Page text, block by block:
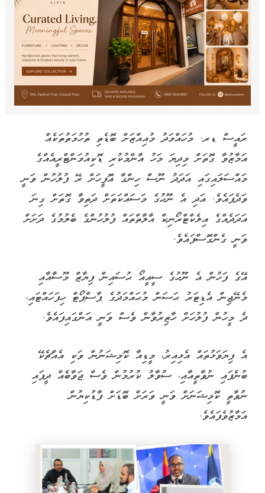
ރައީސް ޑރ. މުހައްމަދު މުއިއްޒަށް ބޮޑެތި ތުހުމަތުތަކެއް
އަމާޒުވާ ގޮތަށް މިދިޔަ މަހު އާންމުކުރި ޑޮކިއުމަންޓްރީއެއްގެ
މައްސަލައިގައި އަދަދު ނޫސް ހިންގާ އޮފީހަށް ރޭ ފުލުހުން ވަނީ
ވަދެފައެވެ. އަދި އެ ނޫހުގެ މަސައްކަތަށް ދަތިވާ ގޮތަށް ގިނަ
އަދަދެއްގެ އިލެކްޓްރޯނިކް އާލާތްތައް ފުލުހުންގެ ބެލުމުގެ ދަށަށް
ވަނީ ގެންގޮސްފައެވެ.
އޭގެ ފަހުން އެ ނޫހުގެ ސީއީއޯ ޙުސައިން ފިޔާޒް މޫސާއާއި
މެނޭޖިން އެޑިޓަރު ޙަސަން މުޙައްމަދުގެ ޕާސްޕޯޓް ހިފަހައްޓައި،
ދެ މީހުން ފުލުހަށް ހާޒިރުވާން ވެސް ވަނީ އަންގައިފައެވެ.
އެ ފިޔަވަޅުތައް އެޅިއިރު، މީޑިއާ ކޮމިޝަނުން ވަކި އެއްޗެކޭ
ބުނެފައި ނުވާތީއާއި، ސުވާލު ކުރުމުން ވެސް ޖަވާބެއް ދީފައި
ނުވާތީ ކޮމިޝަނަށް ވަނީ ވަރަށް ބޮޑަށް ފާޑުކިޔުން
އަމާޒުވެފައެވެ.